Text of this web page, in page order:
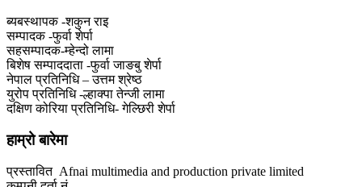
ब्यबस्थापक -शकुन राइ
सम्पादक -फुर्वा शेर्पा
सहसम्पादक-म्हेन्दो लामा
‍बिशेष सम्पाददाता -फुर्वा जा‌ङबु शेर्पा
नेपाल प्रतिनिधि – उत्तम श्रेष्ठ
युरोप प्रतिनिधि -ल्हाक्पा तेन्जी लामा
दक्षिण कोरिया प्रतिनिधि- गेल्छिरी शेर्पा
हाम्रो बारेमा
प्रस्तावित Afnai multimedia and production private limited